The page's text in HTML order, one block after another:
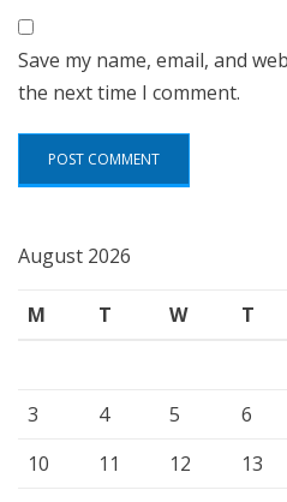
Save my name, email, and
the next time I comment.
August 2026
M T W T
3
4 5 6
10
11 12 13